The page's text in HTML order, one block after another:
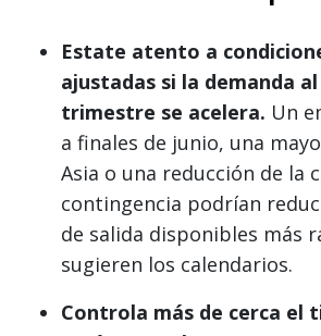
Estate atento a
ajustadas si la demanda
trimestre se acelera. Un
a finales de junio, una
Asia o una reducción de la
contingencia podrían
de salida disponibles más
sugieren los calendarios.
Controla más de cerca el